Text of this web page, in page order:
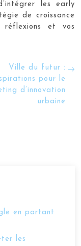
les early
de croissance
et vos
Ville du futur :
pour le
d’innovation
urbaine
en partant
les